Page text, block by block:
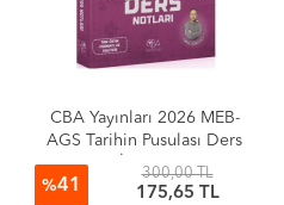
CBA Yayınları 2026 MEB-
AGS Tarihin Pusulası Ders
Notları - İsmail Adıgüzel
%41
300,00 TL
175,65 TL